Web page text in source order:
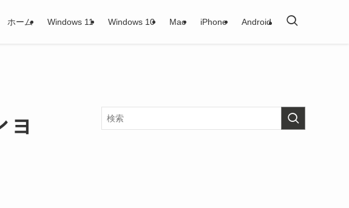
ホーム Windows 11 Windows 10 Mac iPhone Android